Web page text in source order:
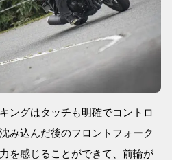
ングはタッチも明確でコントロ
み込んだ後のフロントフォーク
を感じることができて、前輪が